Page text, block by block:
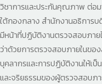
วิชาการและประกันคุณภาพ ต่อ
ใต้กองกลาง สำนักงานอธิการ
มีหน้าที่ปฏิบัติงานตรวจสอบภายใ
ว่าด้วยการตรวจสอบภายในขอ
บุคลากรและการปฏิบัติงานให้เ
และจริยธรรมของผู้ตรวจสอบภ